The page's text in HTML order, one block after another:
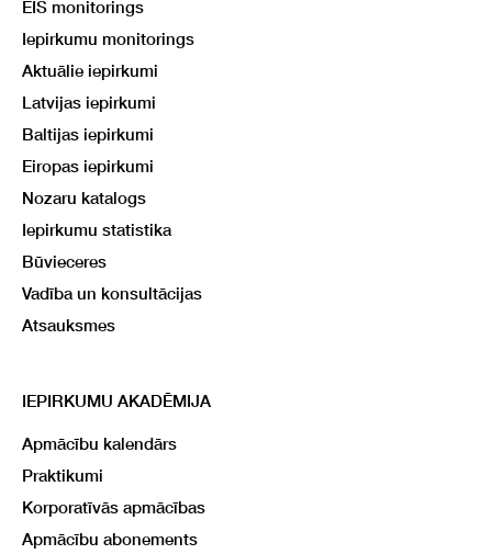
EIS monitorings
Iepirkumu monitorings
Aktuālie iepirkumi
Latvijas iepirkumi
Baltijas iepirkumi
Eiropas iepirkumi
Nozaru katalogs
Iepirkumu statistika
Būvieceres
Vadība un konsultācijas
Atsauksmes
IEPIRKUMU AKADĒMIJA
Apmācību kalendārs
Praktikumi
Korporatīvās apmācības
Apmācību abonements